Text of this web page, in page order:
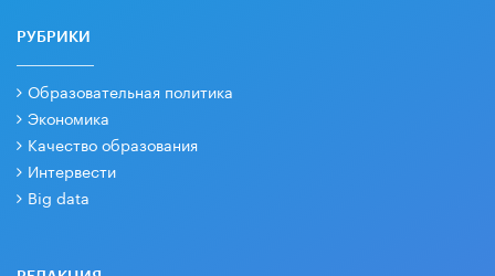
РУБРИКИ
Образовательная политика
Экономика
Качество образования
Интервести
Big data